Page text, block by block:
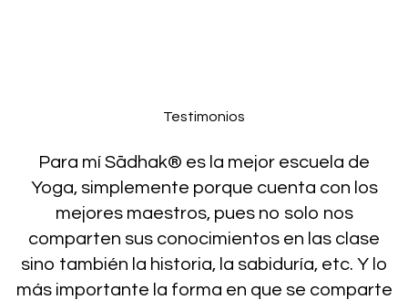
Testimonios
Para mí Sādhak® es la mejor escuela de
Yoga, simplemente porque cuenta con los
mejores maestros, pues no solo nos
comparten sus conocimientos en las clase
sino también la historia, la sabiduría, etc. Y lo
más importante la forma en que se comparte